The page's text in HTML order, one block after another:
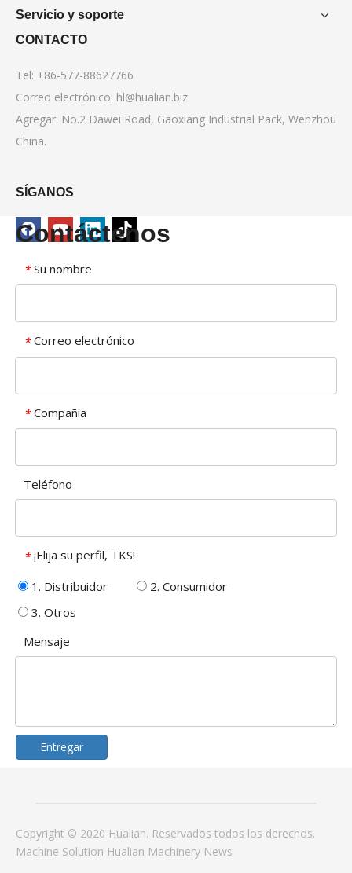
Servicio y soporte
CONTACTO
Tel: +86-577-88627766
Correo electrónico: hl@hualian.biz
Agregar: No.2 Dawei Road, Gaoxiang Industrial Pack, Wenzhou
China.
SÍGANOS
Contáctenos
* Su nombre
* Correo electrónico
* Compañía
Teléfono
* ¡Elija su perfil, TKS!
1. Distribuidor
2. Consumidor
3. Otros
Mensaje
Entregar
Copyright © 2020 Hualian. Reservados todos los derechos.
Machine Solution Hualian Machinery News